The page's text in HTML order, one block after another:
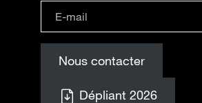
Nous contacter
Dépliant 2026